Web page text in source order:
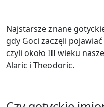
Najstarsze znane
gdy Goci zaczęli
czyli około III wieku
Alaric i Theodoric.